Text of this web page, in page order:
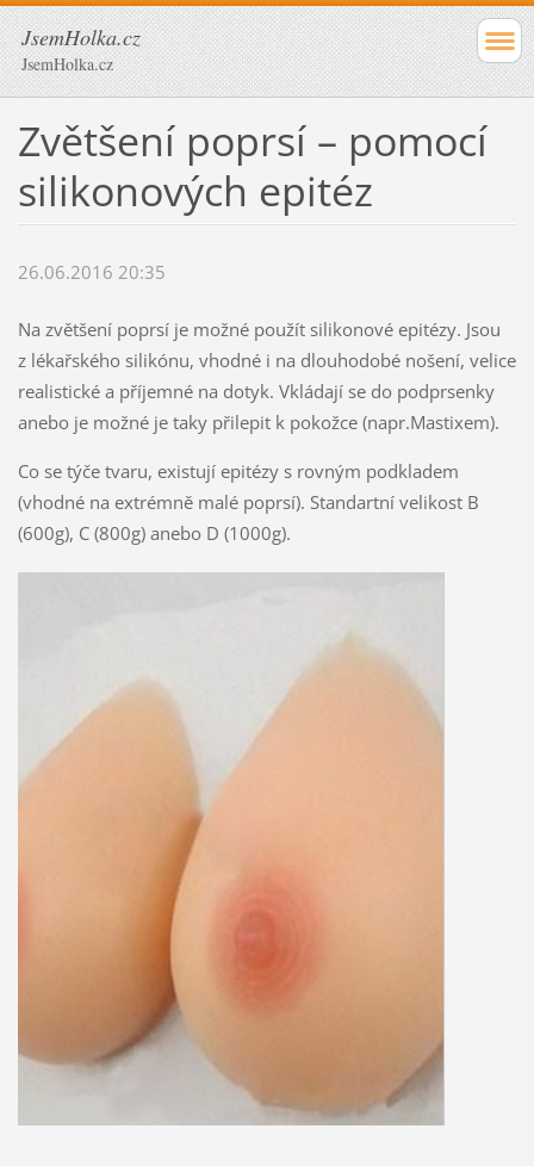
JsemHolka.cz
JsemHolka.cz
Zvětšení poprsí – pomocí
silikonových epitéz
26.06.2016 20:35
Na zvětšení poprsí je možné použít silikonové epitézy. Jsou
z lékařského silikónu, vhodné i na dlouhodobé nošení, velice
realistické a příjemné na dotyk. Vkládají se do podprsenky
anebo je možné je taky přilepit k pokožce (napr.Mastixem).
Co se týče tvaru, existují epitézy s rovným podkladem
(vhodné na extrémně malé poprsí). Standartní velikost B
(600g), C (800g) anebo D (1000g).